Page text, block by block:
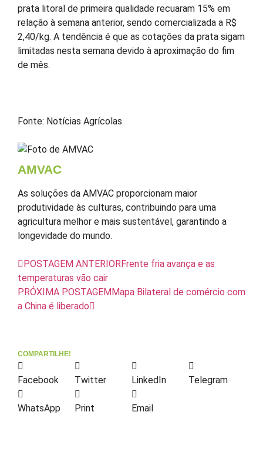
prata litoral de primeira qualidade recuaram 15% em
relação à semana anterior, sendo comercializada a R$
2,40/kg. A tendência é que as cotações da prata sigam
limitadas nesta semana devido à aproximação do fim
de mês.
Fonte: Notícias Agrícolas.
AMVAC
As soluções da AMVAC proporcionam maior
produtividade às culturas, contribuindo para uma
agricultura melhor e mais sustentável, garantindo a
longevidade do mundo.
POSTAGEM ANTERIORFrente fria avança e as
temperaturas vão cair
PRÓXIMA POSTAGEMMapa Bilateral de comércio com
a China é liberado
COMPARTILHE!
Facebook Twitter LinkedIn Telegram
WhatsApp Print Email